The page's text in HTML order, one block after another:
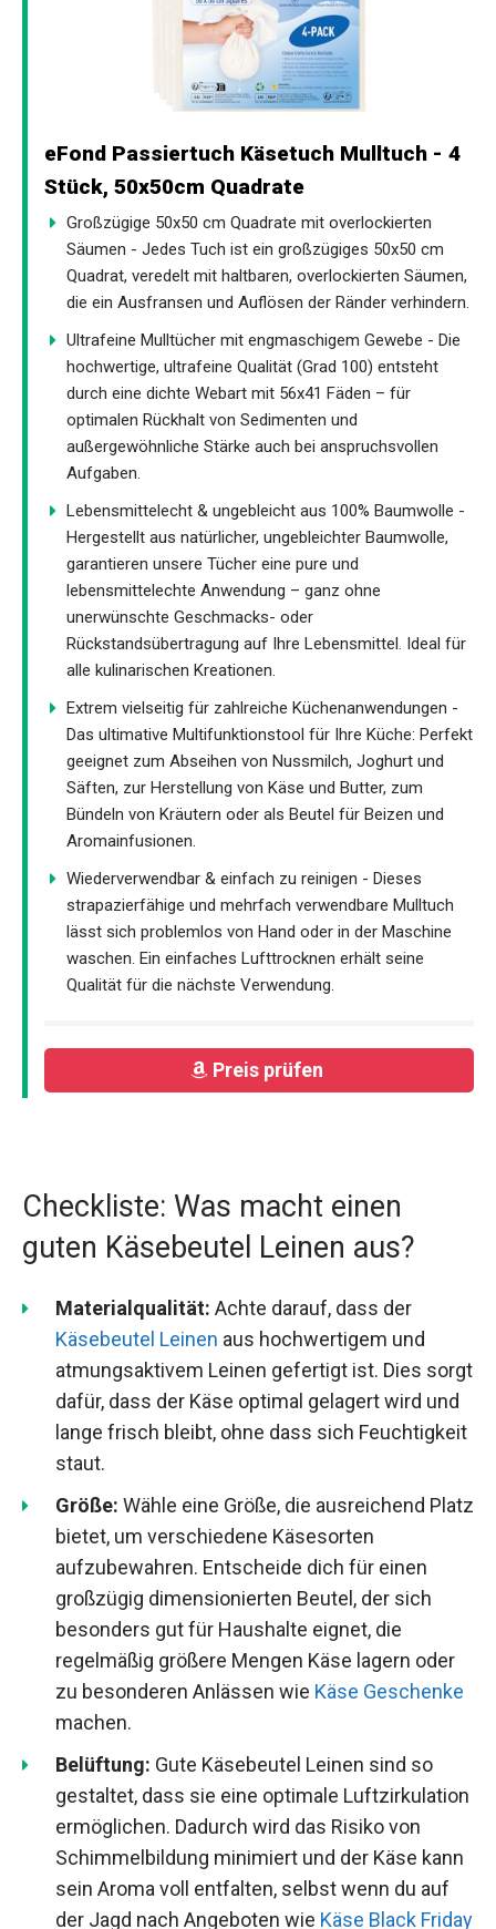
eFond Passiertuch Käsetuch Mulltuch - 4
Stück, 50x50cm Quadrate
Großzügige 50x50 cm Quadrate mit overlockierten
Säumen - Jedes Tuch ist ein großzügiges 50x50 cm
Quadrat, veredelt mit haltbaren, overlockierten Säumen,
die ein Ausfransen und Auflösen der Ränder verhindern.
Ultrafeine Mulltücher mit engmaschigem Gewebe - Die
hochwertige, ultrafeine Qualität (Grad 100) entsteht
durch eine dichte Webart mit 56x41 Fäden – für
optimalen Rückhalt von Sedimenten und
außergewöhnliche Stärke auch bei anspruchsvollen
Aufgaben.
Lebensmittelecht & ungebleicht aus 100% Baumwolle -
Hergestellt aus natürlicher, ungebleichter Baumwolle,
garantieren unsere Tücher eine pure und
lebensmittelechte Anwendung – ganz ohne
unerwünschte Geschmacks- oder
Rückstandsübertragung auf Ihre Lebensmittel. Ideal für
alle kulinarischen Kreationen.
Extrem vielseitig für zahlreiche Küchenanwendungen -
Das ultimative Multifunktionstool für Ihre Küche: Perfekt
geeignet zum Abseihen von Nussmilch, Joghurt und
Säften, zur Herstellung von Käse und Butter, zum
Bündeln von Kräutern oder als Beutel für Beizen und
Aromainfusionen.
Wiederverwendbar & einfach zu reinigen - Dieses
strapazierfähige und mehrfach verwendbare Mulltuch
lässt sich problemlos von Hand oder in der Maschine
waschen. Ein einfaches Lufttrocknen erhält seine
Qualität für die nächste Verwendung.
Preis prüfen
Checkliste: Was macht einen
guten Käsebeutel Leinen aus?
Materialqualität: Achte darauf, dass der
Käsebeutel Leinen aus hochwertigem und
atmungsaktivem Leinen gefertigt ist. Dies sorgt
dafür, dass der Käse optimal gelagert wird und
lange frisch bleibt, ohne dass sich Feuchtigkeit
staut.
Größe: Wähle eine Größe, die ausreichend Platz
bietet, um verschiedene Käsesorten
aufzubewahren. Entscheide dich für einen
großzügig dimensionierten Beutel, der sich
besonders gut für Haushalte eignet, die
regelmäßig größere Mengen Käse lagern oder
zu besonderen Anlässen wie Käse Geschenke
machen.
Belüftung: Gute Käsebeutel Leinen sind so
gestaltet, dass sie eine optimale Luftzirkulation
ermöglichen. Dadurch wird das Risiko von
Schimmelbildung minimiert und der Käse kann
sein Aroma voll entfalten, selbst wenn du auf
der Jagd nach Angeboten wie Käse Black Friday